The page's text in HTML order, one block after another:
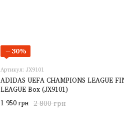
−30%
Артикул: JX9101
ADIDAS UEFA CHAMPIONS LEAGUE
LEAGUE Box (JX9101)
2 800 грн
1 950 грн